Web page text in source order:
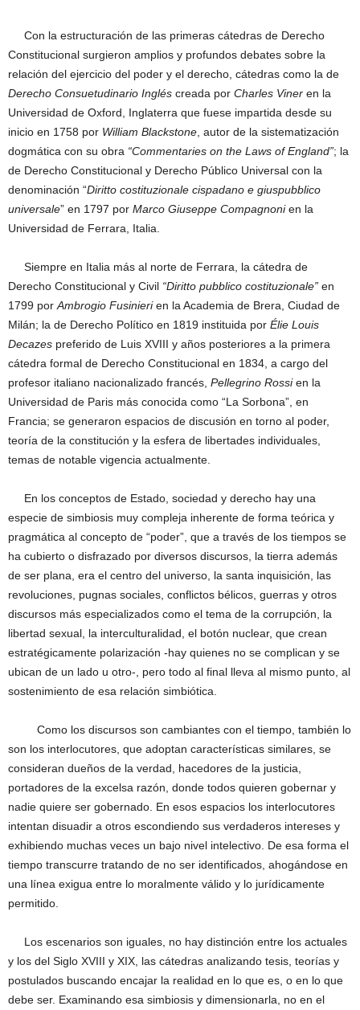
Con la estructuración de las primeras cátedras de Derecho
Constitucional surgieron amplios y profundos debates sobre la
relación del ejercicio del poder y el derecho, cátedras como la de
Derecho Consuetudinario Inglés creada por Charles Viner en la
Universidad de Oxford, Inglaterra que fuese impartida desde su
inicio en 1758 por William Blackstone , autor de la sistematización
dogmática con su obra “Commentaries on the Laws of England”; la
de Derecho Constitucional y Derecho Público Universal con la
denominación “Diritto costituzionale cispadano e giuspubblico
universale” en 1797 por Marco Giuseppe Compagnonien la
Universidad de Ferrara, Italia.
Siempre en Italia más al norte de Ferrara, la cátedra de
Derecho Constitucional y Civil “Diritto pubblico costituzionale” en
1799 por Ambrogio Fusinierien la Academia de Brera, Ciudad de
Milán; la de Derecho Político en 1819 instituida por Élie Louis
Decazes preferido de Luis XVIII y años posteriores a la primera
cátedra formal de Derecho Constitucional en 1834, a cargo del
profesor italiano nacionalizado francés, Pellegrino Rossien la
Universidad de Paris más conocida como “La Sorbona”, en
Francia; se generaron espacios de discusión en torno al poder,
teoría de la constitución y la esfera de libertades individuales,
temas de notable vigencia actualmente.
En los conceptos de Estado, sociedad y derecho hay una
especie de simbiosis muy compleja inherente de forma teórica y
pragmática al concepto de “poder”, que a través de los tiempos se
ha cubierto o disfrazado por diversos discursos, la tierra además
de ser plana, era el centro del universo, la santa inquisición, las
revoluciones, pugnas sociales, conflictos bélicos, guerras y otros
discursos más especializados como el tema de la corrupción, la
libertad sexual, la interculturalidad, el botón nuclear, que crean
estratégicamente polarización -hay quienes no se complican y se
ubican de un lado u otro-, pero todo al final lleva al mismo punto, al
sostenimiento de esa relación simbiótica.
Como los discursos son cambiantes con el tiempo, también lo
son los interlocutores, que adoptan características similares, se
consideran dueños de la verdad, hacedores de la justicia,
portadores de la excelsa razón, donde todos quieren gobernar y
nadie quiere ser gobernado. En esos espacios los interlocutores
intentan disuadir a otros escondiendo sus verdaderos intereses y
exhibiendo muchas veces un bajo nivel intelectivo. De esa forma el
tiempo transcurre tratando de no ser identificados, ahogándose en
una línea exigua entre lo moralmente válido y lo jurídicamente
permitido.
Los escenarios son iguales, no hay distinción entre los actuales
y los del Siglo XVIII y XIX, las cátedras analizando tesis, teorías y
postulados buscando encajar la realidad en lo que es, o en lo que
debe ser. Examinando esa simbiosis y dimensionarla, no en el